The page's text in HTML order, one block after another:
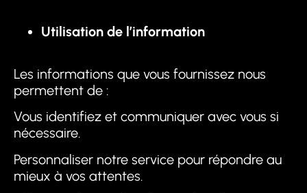
Utilisation de l’information
Les informations que vous fournissez nous
permettent de :
Vous identifiez et communiquer avec vous si
nécessaire.
Personnaliser notre service pour répondre au
mieux à vos attentes.